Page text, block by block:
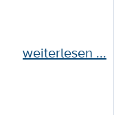
weiterlesen ...